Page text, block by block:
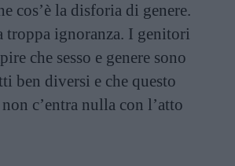
cos’è la disforia di genere.
troppa ignoranza. I genitori
che sesso e genere sono
ben diversi e che questo
c’entra nulla con l’atto